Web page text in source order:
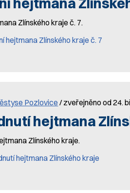
Zlínského kraje č. 7.
hejtmana Zlínského kraje č. 7
Pozlovice / zveřejněno od 24.
hejtmana
Zlínského kraje.
hejtmana Zlínského kraje